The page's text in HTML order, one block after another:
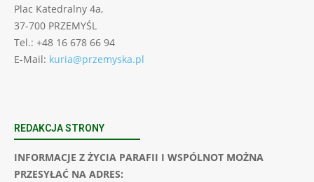
Plac Katedralny 4a,
37-700 PRZEMYŚL
Tel.: +48 16 678 66 94
E-Mail: kuria@przemyska.pl
REDAKCJA STRONY
INFORMACJE Z ŻYCIA PARAFII I WSPÓLNOT MOŻNA
PRZESYŁAĆ NA ADRES: